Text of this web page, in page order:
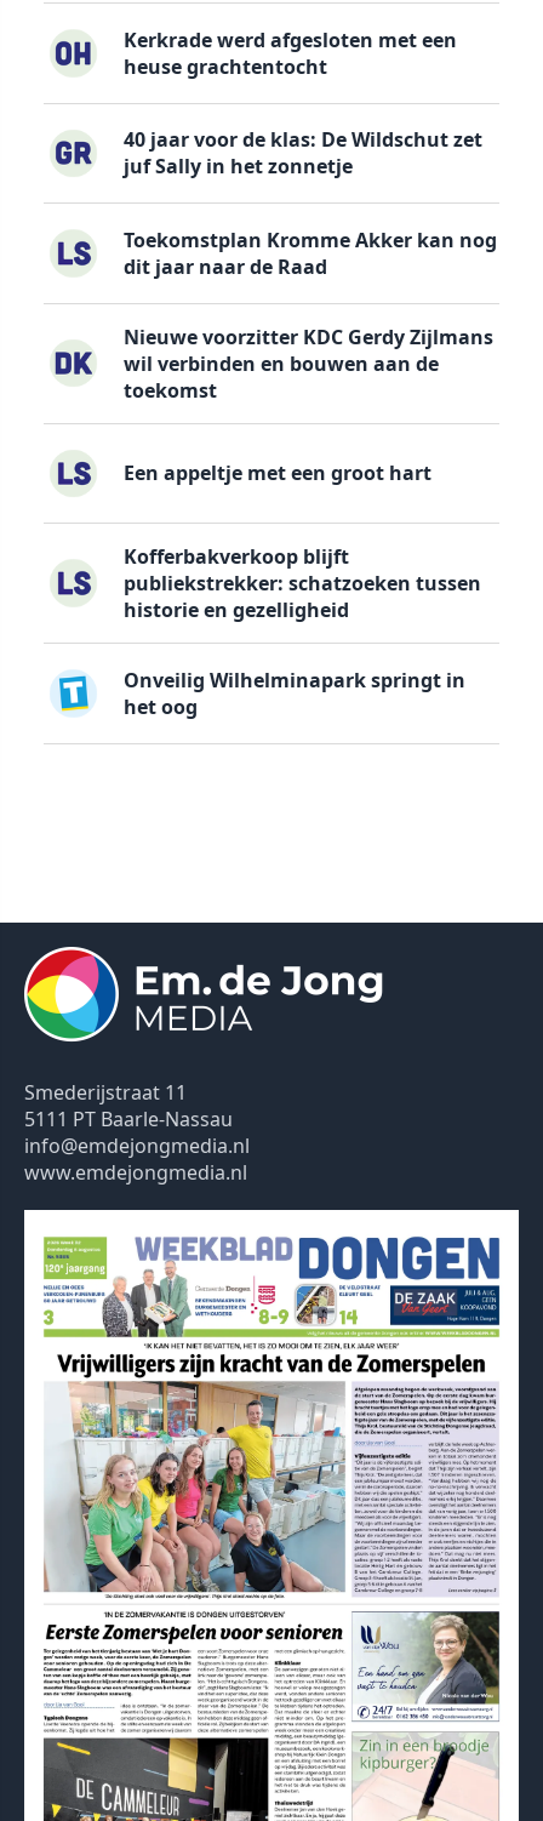
Kerkrade werd afgesloten met een
heuse grachtentocht
40 jaar voor de klas: De Wildschut zet
juf Sally in het zonnetje
Toekomstplan Kromme Akker kan nog
dit jaar naar de Raad
Nieuwe voorzitter KDC Gerdy Zijlmans
wil verbinden en bouwen aan de
toekomst
Een appeltje met een groot hart
Kofferbakverkoop blijft
publiekstrekker: schatzoeken tussen
historie en gezelligheid
Onveilig Wilhelminapark springt in
het oog
Smederijstraat 11
5111 PT Baarle-Nassau
info@emdejongmedia.nl
www.emdejongmedia.nl